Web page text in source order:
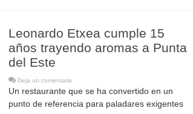
Leonardo Etxea cumple 15
años trayendo aromas a Punta
del Este
Deja un comentario
Un restaurante que se ha convertido en un
punto de referencia para paladares exigentes